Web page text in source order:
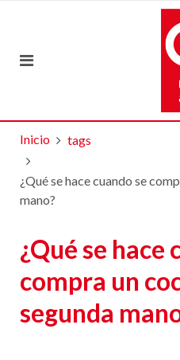
Inicio tags
¿Qué se hace cuando se
mano?
¿Qué se hace
compra un
segunda